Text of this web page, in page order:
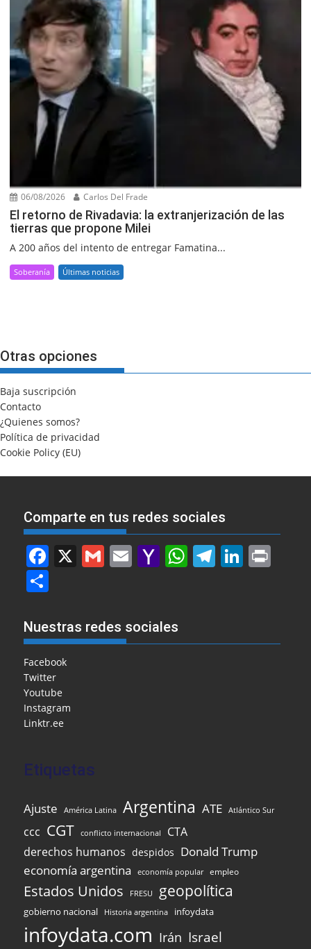
06/08/2026 Carlos Del Frade
El retorno de Rivadavia: la extranjerización de las
tierras que propone Milei
A 200 años del intento de entregar Famatina...
Soberanía Últimas noticias
Otras opciones
Baja suscripción
Contacto
¿Quienes somos?
Política de privacidad
Cookie Policy (EU)
Comparte en tus redes sociales
F
e
b
o
o
k
X G
l
E
l
Y
o
o
W
A
T
a
Li
dI
ar
e
Nuestras redes sociales
Facebook
Twitter
Youtube
Instagram
Linktr.ee
Etiquetas
Ajuste América Latina Argentina ATE Atlántico Sur
ccc CGT conflicto internacional
CTA
derechos humanos despidos Donald Trump
economía argentina
economía popular empleo
Estados Unidos FRESU geopolítica
gobierno nacional Historia argentina infoydata
infoydata.com Irán Israel